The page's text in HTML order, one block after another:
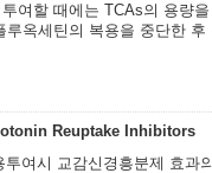
여할 때에는 TCAs의 용량
루옥세틴의 복용을 중단한
Reuptake Inhibitors
여시 교감신경흥분제 효과